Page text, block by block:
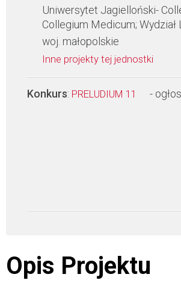
Uniwersytet Jagielloński-
Collegium Medicum; Wydział
woj. małopolskie
Inne projekty tej jednostki
Konkurs: PRELUDIUM 11 -
Opis Projektu